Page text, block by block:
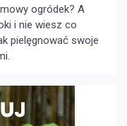
ogródek? A
i nie wiesz co
pielęgnować swoje